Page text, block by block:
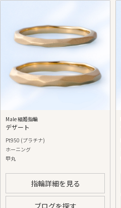
Male 結婚指輪
デザート
Pt950 (プラチナ)
ホーニング
甲丸
指輪詳細を見る
ブログを探す